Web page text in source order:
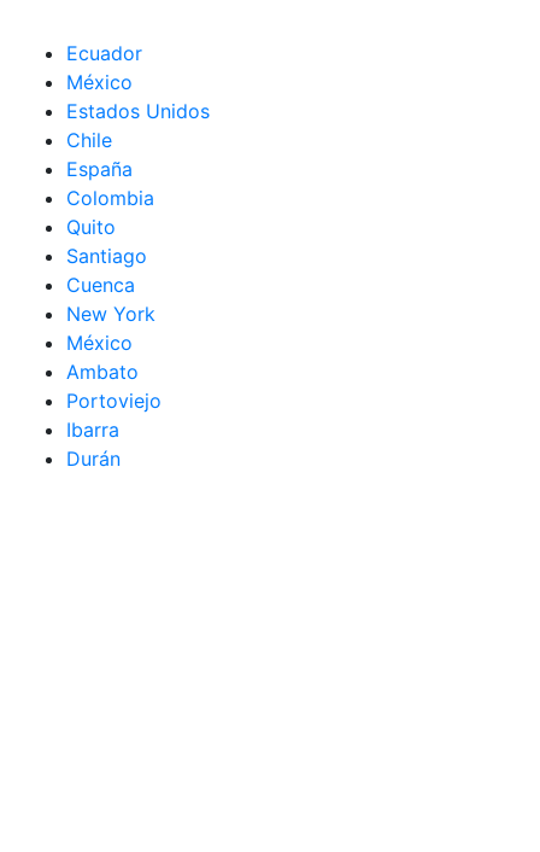
Ecuador
México
Estados Unidos
Chile
España
Colombia
Quito
Santiago
Cuenca
New York
México
Ambato
Portoviejo
Ibarra
Durán